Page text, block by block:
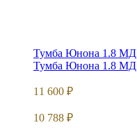
Тумба Юнона 1.8
Тумба Юнона 1.8
11 600 ₽
10 788 ₽